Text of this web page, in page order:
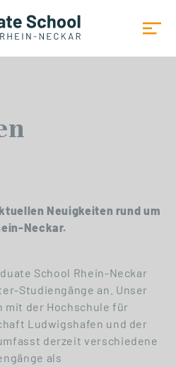
Neuigkeiten rund um
Neckar.
School Rhein-Neckar
Studiengänge an. Unser
mit der Hochschule für
Ludwigshafen und der
derzeit verschiedene
als